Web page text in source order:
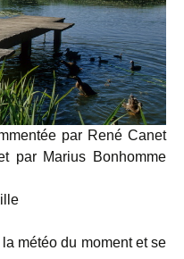
par René Canet
par Marius Bonhomme
météo du moment et se